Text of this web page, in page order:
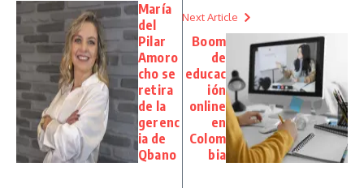
María
del
Pilar
Amoro
cho se
retira
de la
gerenc
ia de
Qbano
Next Article
Boom
de
educac
ión
online
en
Colom
bia